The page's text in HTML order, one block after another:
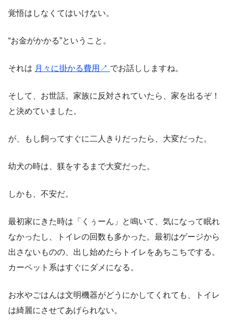
覚悟はしなくてはいけない。
“お金がかかる”ということ。
それは 月々に掛かる費用↗︎ でお話ししますね。
そして、お世話。家族に反対されていたら、家を出るぞ！
と決めていました。
が、もし飼ってすぐに二人きりだったら、大変だった。
幼犬の時は、躾をするまで大変だった。
しかも、不安だ。
最初家にきた時は「くぅーん」と鳴いて、気になって眠れ
なかったし、トイレの回数も多かった。最初はゲージから
出さないものの、出し始めたらトイレをあちこちでする。
カーペット系はすぐにダメになる。
お水やごはんは文明機器がどうにかしてくれても、トイレ
は綺麗にさせてあげられない。